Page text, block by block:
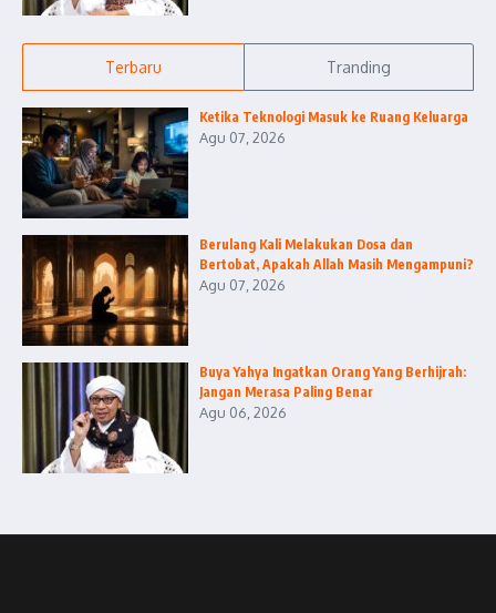
Terbaru Tranding
Ketika Teknologi Masuk ke Ruang Keluarga
Agu 07, 2026
Berulang Kali Melakukan Dosa dan
Bertobat, Apakah Allah Masih Mengampuni?
Agu 07, 2026
Buya Yahya Ingatkan Orang Yang Berhijrah:
Jangan Merasa Paling Benar
Agu 06, 2026